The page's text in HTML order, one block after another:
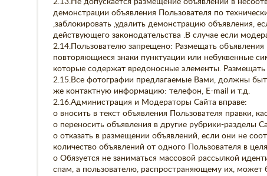
2.13.Не допускается размещение объявлений в
демонстрации объявления Пользователя по
,заблокировать ,удалить демонстрацию объявления,
действующего законодательства .В случае если
2.14.Пользователю запрещено: Размещать объявления
повторяющиеся знаки пунктуации или небуквенные
которые содержат вредоносные элементы.
2.15.Все фотографии предлагаемые Вами, должны
же контактную информацию: телефон, E-mail и т.д.
2.16.Администрация и Модераторы Сайта вправе:
o вносить в текст объявления Пользователя
o переносить объявления в другие рубрики-разделы
o отказать в размещении объявлений, если они не
количество объявлений от одного Пользователя в
o Обязуется не заниматься массовой рассылкой
спам, а пользователю, распространяющему их, может